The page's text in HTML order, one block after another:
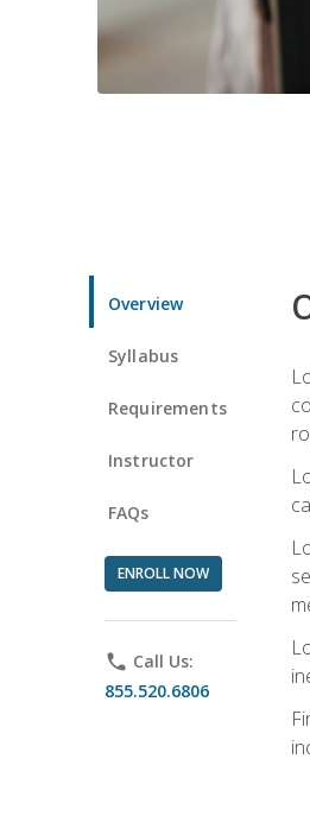
Overview
Syllabus
Requirements
Instructor
FAQs
ENROLL NOW
phone Call Us:
855.520.6806